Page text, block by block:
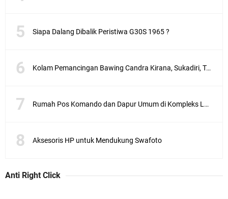
Siapa Dalang Dibalik Peristiwa G30S 1965 ?
Kolam Pemancingan Bawing Candra Kirana, Sukadiri, Tangerang
Rumah Pos Komando dan Dapur Umum di Kompleks Lubang Buaya Jakarta
Aksesoris HP untuk Mendukung Swafoto
Anti Right Click